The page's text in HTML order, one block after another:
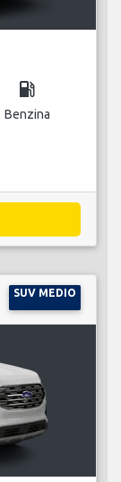
local_gas_station
Benzina
SUV MEDIO